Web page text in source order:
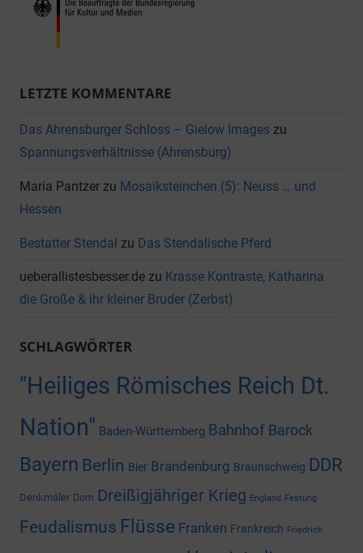
LETZTE KOMMENTARE
Das Ahrensburger Schloss – Gielow Images zu
Spannungsverhältnisse (Ahrensburg)
Maria Pantzer zu Mosaiksteinchen (5): Neuss … und
Hessen
Bestatter Stendal zu Das Stendalische Pferd
ueberallistesbesser.de zu Krasse Kontraste, Katharina
die Große & ihr kleiner Bruder (Zerbst)
SCHLAGWÖRTER
"Heiliges Römisches Reich Dt.
Nation" Baden-Württemberg Bahnhof Barock
Bayern Berlin Bier Brandenburg Braunschweig DDR
Denkmäler Dom Dreißigjähriger Krieg England Festung
Feudalismus Flüsse Franken Frankreich Friedrich